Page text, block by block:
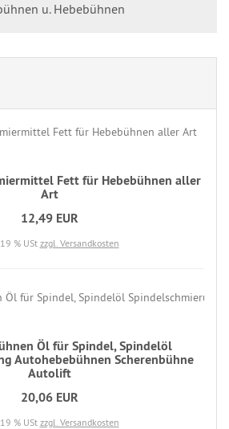
u. Hebebühnen
Fett für Hebebühnen aller
Art
12,49 EUR
% UStzzgl. Versandkosten
Öl für Spindel, Spindelöl
Autohebebühnen Scherenbühne
Autolift
20,06 EUR
% UStzzgl. Versandkosten